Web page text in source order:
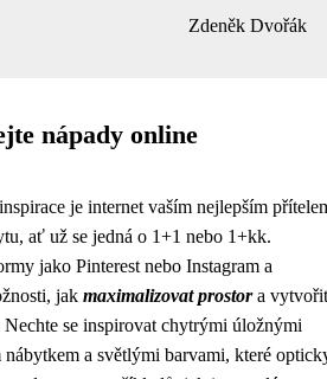
Zdeněk Dvořák
nápady online
je internet vaším nejlepším
ať už se jedná o 1+1 nebo 1+kk.
jako Pinterest nebo Instagram a
jak maximalizovat prostora
se inspirovat chytrými úložnými
a světlými barvami, které